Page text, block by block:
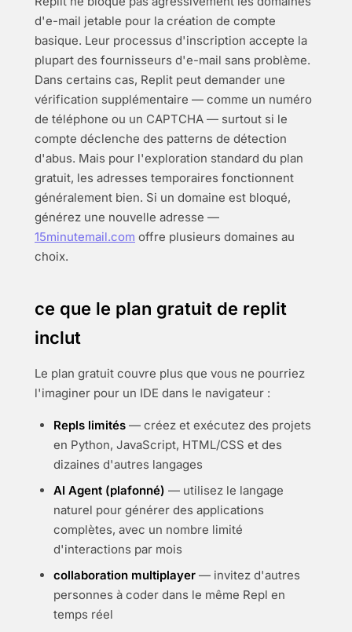
d'e-mail jetable pour la création de compte
basique. Leur processus d'inscription accepte la
plupart des fournisseurs d'e-mail sans problème.
Dans certains cas, Replit peut demander une
vérification supplémentaire — comme un numéro
de téléphone ou un CAPTCHA — surtout si le
compte déclenche des patterns de détection
d'abus. Mais pour l'exploration standard du plan
gratuit, les adresses temporaires fonctionnent
généralement bien. Si un domaine est bloqué,
générez une nouvelle adresse —
15minutemail.com offre plusieurs domaines au
choix.
ce que le plan gratuit de replit
inclut
Le plan gratuit couvre plus que vous ne pourriez
l'imaginer pour un IDE dans le navigateur :
Repls limités — créez et exécutez des projets
en Python, JavaScript, HTML/CSS et des
dizaines d'autres langages
AI Agent (plafonné) — utilisez le langage
naturel pour générer des applications
complètes, avec un nombre limité
d'interactions par mois
collaboration multiplayer — invitez d'autres
personnes à coder dans le même Repl en
temps réel